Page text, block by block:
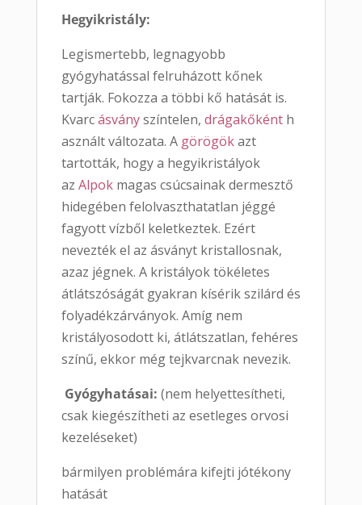
Hegyikristály:
Legismertebb, legnagyobb
gyógyhatással felruházott kőnek
tartják. Fokozza a többi kő hatását is.
Kvarcásványszíntelen, drágakőkénth
asznált változata. A görögökazt
tartották, hogy a hegyikristályok
az Alpokmagas csúcsainak dermesztő
hidegében felolvaszthatatlan jéggé
fagyott vízből keletkeztek. Ezért
nevezték el az ásványt kristallosnak,
azaz jégnek. A kristályok tökéletes
átlátszóságát gyakran kísérik szilárd és
folyadékzárványok. Amíg nem
kristályosodott ki, átlátszatlan, fehéres
színű, ekkor még tejkvarcnak nevezik.
Gyógyhatásai: (nem helyettesítheti,
csak kiegészítheti az esetleges orvosi
kezeléseket)
bármilyen problémára kifejti jótékony
hatását